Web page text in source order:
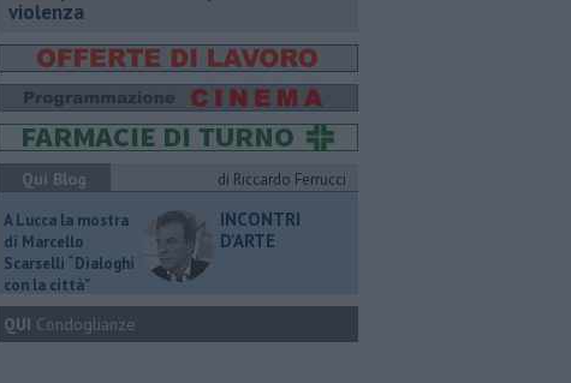
violenza
Qui Blog
di Riccardo Ferrucci
A Lucca la mostra
di Marcello
Scarselli “Dialoghi
con la città"
INCONTRI
D'ARTE
QUI Condoglianze